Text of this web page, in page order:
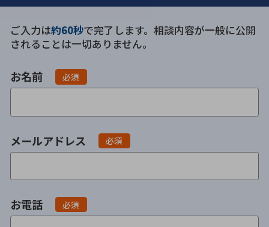
相談内容で探す
会社破産・法人破産
個人再生（民事再生）
借金問題
ご入力は約60秒で完了します。相談内容が一般に公開
されることは一切ありません。
お名前 必須
メールアドレス 必須
お電話 必須